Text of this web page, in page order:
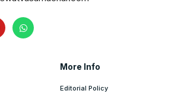
More Info
Editorial Policy